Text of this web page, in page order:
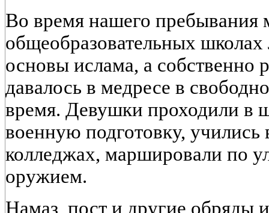
Во время нашего пребывания
общеобразовательных
основы ислама, а собственно
давалось в медресе в
время. Девушки проходили в
военную подготовку,
колледжах, маршировали по
оружием.
Намаз, пост и другие обряды